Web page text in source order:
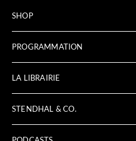
SHOP
PROGRAMMATION
LA LIBRAIRIE
STENDHAL & CO.